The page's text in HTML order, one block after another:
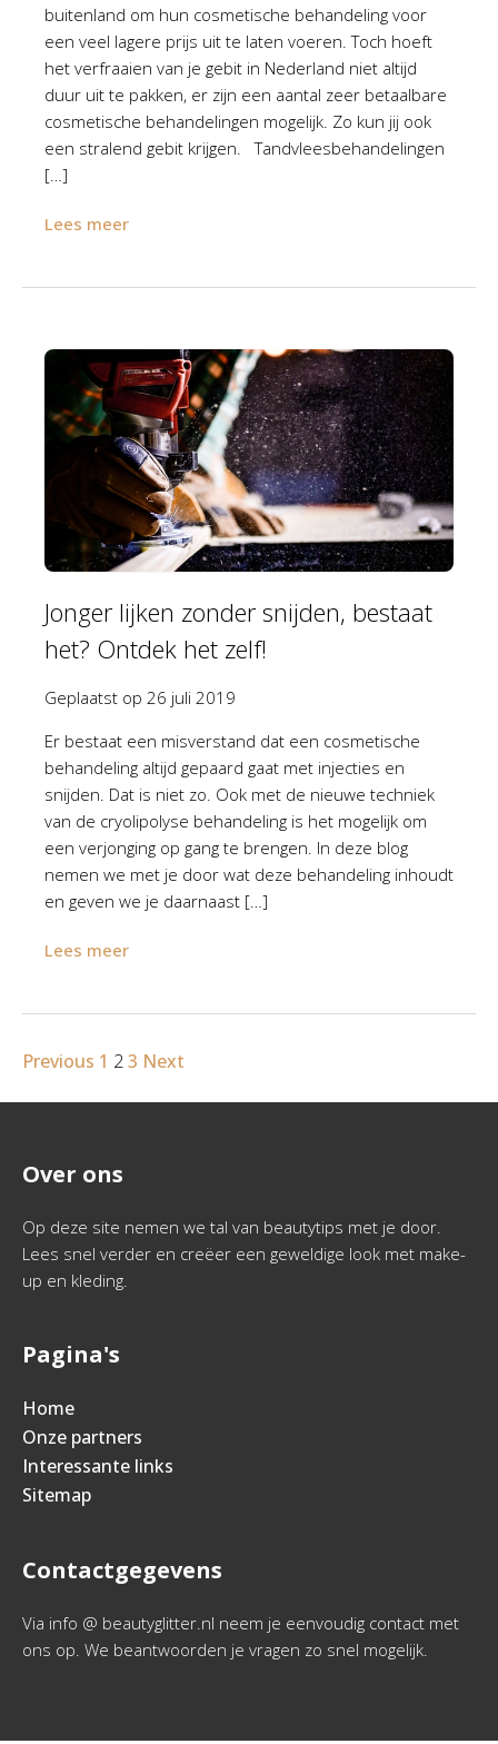
buitenland om hun cosmetische behandeling voor
een veel lagere prijs uit te laten voeren. Toch hoeft
het verfraaien van je gebit in Nederland niet altijd
duur uit te pakken, er zijn een aantal zeer betaalbare
cosmetische behandelingen mogelijk. Zo kun jij ook
een stralend gebit krijgen. Tandvleesbehandelingen
[…]
Lees meer
Jonger lijken zonder snijden, bestaat
het? Ontdek het zelf!
Geplaatst op 26 juli 2019
Er bestaat een misverstand dat een cosmetische
behandeling altijd gepaard gaat met injecties en
snijden. Dat is niet zo. Ook met de nieuwe techniek
van de cryolipolyse behandeling is het mogelijk om
een verjonging op gang te brengen. In deze blog
nemen we met je door wat deze behandeling inhoudt
en geven we je daarnaast […]
Lees meer
Previous 1 23 Next
Over ons
Op deze site nemen we tal van beautytips met je door.
Lees snel verder en creëer een geweldige look met make-
up en kleding.
Pagina's
Home
Onze partners
Interessante links
Sitemap
Contactgegevens
Via info @ beautyglitter.nl neem je eenvoudig contact met
ons op. We beantwoorden je vragen zo snel mogelijk.